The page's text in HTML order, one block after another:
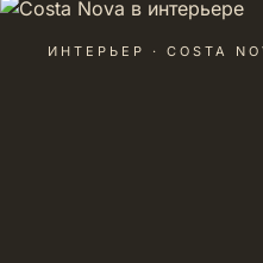
ИНТЕРЬЕР · COSTA